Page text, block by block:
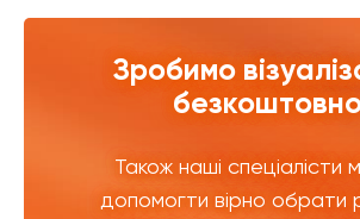
Зробимо
Також наші спеціалісти
допомогти вірно обрати